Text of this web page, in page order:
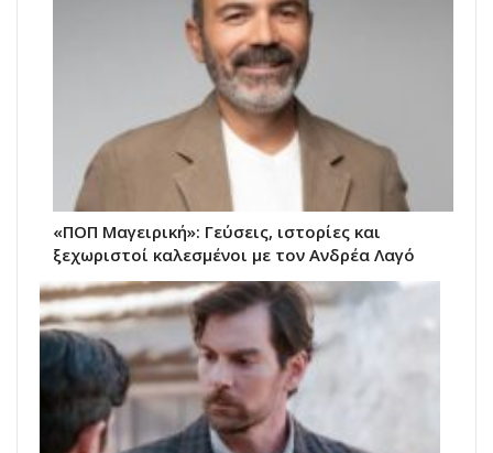
«ΠΟΠ Μαγειρική»: Γεύσεις, ιστορίες και
ξεχωριστοί καλεσμένοι με τον Ανδρέα Λαγό